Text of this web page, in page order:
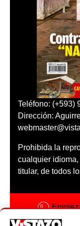
Teléfono: (+593)
Dirección:
Prohibida la
cualquier
titular, de todos